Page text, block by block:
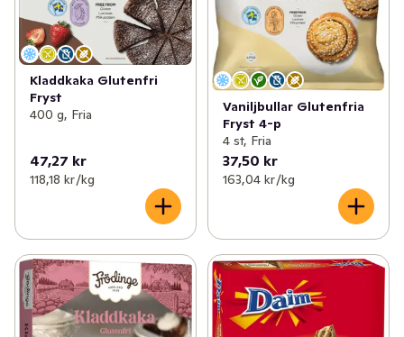
Kladdkaka Glutenfri
Fryst
400 g, Fria
47,27 kr
118,18 kr /kg
Vaniljbullar Glutenfria
Fryst 4-p
4 st, Fria
37,50 kr
163,04 kr /kg